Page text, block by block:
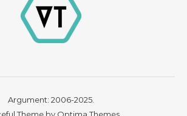
Argument: 2006-2025.
Theme by Optima Themes